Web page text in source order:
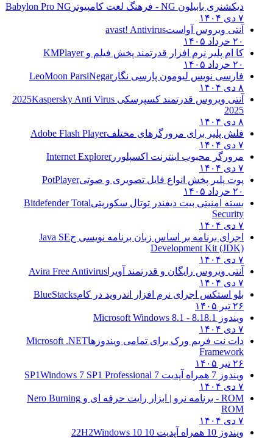
دیکشنری بابیلون NG - فرهنگ لغت کامپیوتر
Babylon Pro NG
۷ دی ۱۴۰۴
آنتی ویروس آواستavast! Antivirus
۲۰ خرداد ۱۴۰۵
کا ام پلیر نرم افزار قدرتمند پخش فیلم وKMPlayer
۲۰ خرداد ۱۴۰۵
فارسی نویس لیومون پارسی نگارLeoMoon ParsiNegar
۸ دی ۱۴۰۴
آنتی ویروس قدرتمند کسپرسکی 2025 Kaspersky Anti Virus
2025
۸ دی ۱۴۰۴
فلش پلیر برای مرورگرهای مختلفAdobe Flash Player
۷ دی ۱۴۰۴
مرورگر محبوب اینترنت اکسپلوررInternet Explorer
۷ دی ۱۴۰۴
پوت پلیر پخش انواع فایل تصویری و صوتیPotPlayer
۲۰ خرداد ۱۴۰۵
بسته امنیتی بیت دیفندر توتال سکوریتیBitdefender Total
Security
۷ دی ۱۴۰۴
اجرای برنامه بر اساس زبان برنامه نویسی جJava SE
Development Kit (JDK)
۷ دی ۱۴۰۴
آنتی ویروس رایگان و قدرتمند آویرا Avira Free Antivirus
۷ دی ۱۴۰۴
بلو استکس اجرای نرم افزار اندروید در کامBlueStacks
۲۶ تیر ۱۴۰۵
ویندوز 8.1
8.1 - Microsoft Windows 8.1
۷ دی ۱۴۰۴
دات نت فریم ورک برای تمامی ویندوزهاMicrosoft .NET
Framework
۲۶ تیر ۱۴۰۵
ویندوز 7 همراه آپدیت 7 SP1
Windows 7 SP1 Professional
۷ دی ۱۴۰۴
ROM - برنامه نرو | ابزار رایت حرفه ای و
Nero Burning
ROM
۷ دی ۱۴۰۴
ویندوز 10 همراه آپدیت 10 22H2
Windows 10